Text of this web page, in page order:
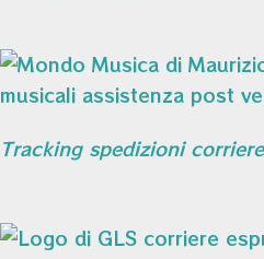
Tracking spedizioni